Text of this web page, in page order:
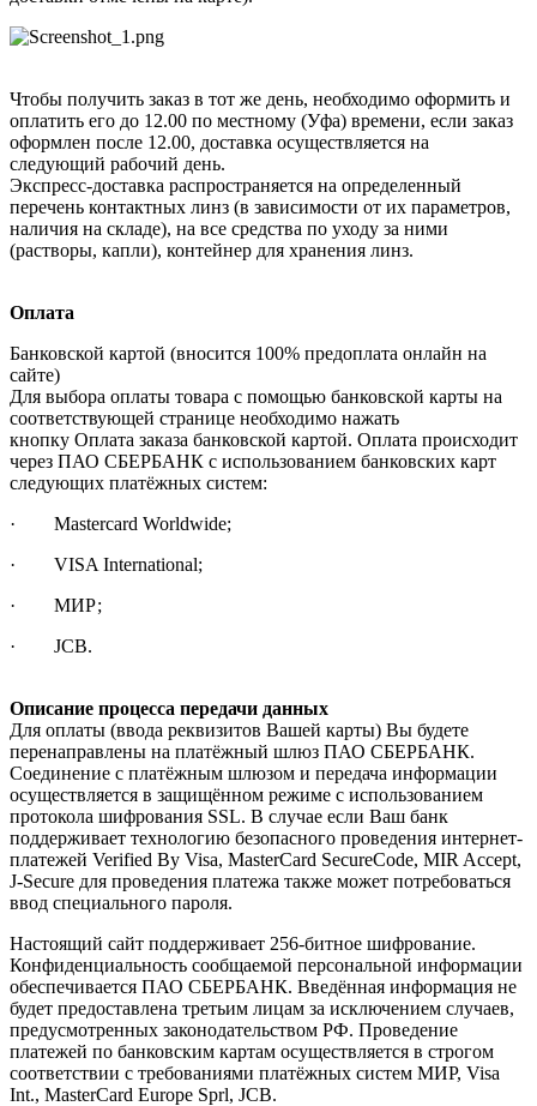
Чтобы получить заказ в тот же день, необходимо оформить и
оплатить его до 12.00 по местному (Уфа) времени, если заказ
оформлен после 12.00, доставка осуществляется на
следующий рабочий день.
Экспресс-доставка распространяется на определенный
перечень контактных линз (в зависимости от их параметров,
наличия на складе), на все средства по уходу за ними
(растворы, капли), контейнер для хранения линз.
Оплата
Банковской картой (вносится 100% предоплата онлайн на
сайте)
Для выбора оплаты товара с помощью банковской карты на
соответствующей странице необходимо нажать
кнопку Оплата заказа банковской картой. Оплата происходит
через ПАО СБЕРБАНК с использованием банковских карт
следующих платёжных систем:
· Mastercard Worldwide;
· VISA International;
· МИР;
· JCB.
Описание процесса передачи данных
Для оплаты (ввода реквизитов Вашей карты) Вы будете
перенаправлены на платёжный шлюз ПАО СБЕРБАНК.
Соединение с платёжным шлюзом и передача информации
осуществляется в защищённом режиме с использованием
протокола шифрования SSL. В случае если Ваш банк
поддерживает технологию безопасного проведения интернет-
платежей Verified By Visa, MasterCard SecureCode, MIR Accept,
J-Secure для проведения платежа также может потребоваться
ввод специального пароля.
Настоящий сайт поддерживает 256-битное шифрование.
Конфиденциальность сообщаемой персональной информации
обеспечивается ПАО СБЕРБАНК. Введённая информация не
будет предоставлена третьим лицам за исключением случаев,
предусмотренных законодательством РФ. Проведение
платежей по банковским картам осуществляется в строгом
соответствии с требованиями платёжных систем МИР, Visa
Int., MasterCard Europe Sprl, JCB.